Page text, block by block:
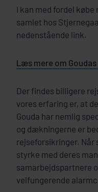
I kan med fordel
samlet hos
nedenstående link.
Læs mere om
Der findes billigere
vores erfaring er, at
Gouda har nemlig
og dækningerne er
rejseforsikringer. Når
styrke med deres
samarbejdspartnere
velfungerende